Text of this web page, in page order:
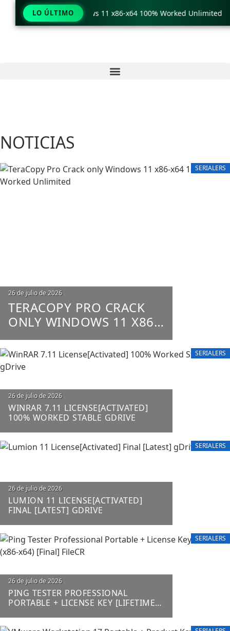
NOTICIAS
SERIALERS
26 de julio de 2026
TERACOPY PRO CRACK
ONLY WINDOWS 11 X86-
X64 100% WORKED
UNLIMITED
SERIALERS
26 de julio de 2026
WINRAR 7.11 LICENSE[ACTIVATED]
100% WORKED STABLE GDRIVE
SERIALERS
26 de julio de 2026
LUMION 11 LICENSE[ACTIVATED]
FINAL [LATEST] GDRIVE
SERIALERS
26 de julio de 2026
PING TESTER PROFESSIONAL
PORTABLE + LICENSE KEY [LIFETIME]
LO ÚLTIMO
Pro Crack only Windows 11 x86-x64 100% Worked Unlimited